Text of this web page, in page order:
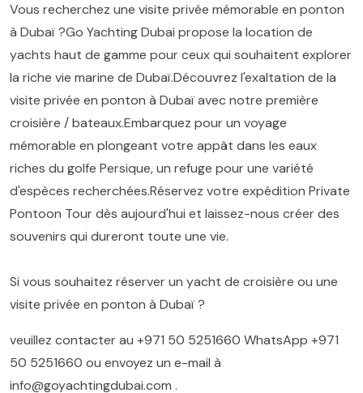
Vous recherchez une visite privée mémorable en ponton
à Dubaï ?Go Yachting Dubai propose la location de
yachts haut de gamme pour ceux qui souhaitent explorer
la riche vie marine de Dubaï.Découvrez l'exaltation de la
visite privée en ponton à Dubaï avec notre première
croisière / bateaux.Embarquez pour un voyage
mémorable en plongeant votre appât dans les eaux
riches du golfe Persique, un refuge pour une variété
d'espèces recherchées.Réservez votre expédition Private
Pontoon Tour dès aujourd'hui et laissez-nous créer des
souvenirs qui dureront toute une vie.
Si vous souhaitez réserver un yacht de croisière ou une
visite privée en ponton à Dubaï ?
veuillez contacter au +971 50 5251660 WhatsApp +971
50 5251660 ou envoyez un e-mail à
info@goyachtingdubai.com .